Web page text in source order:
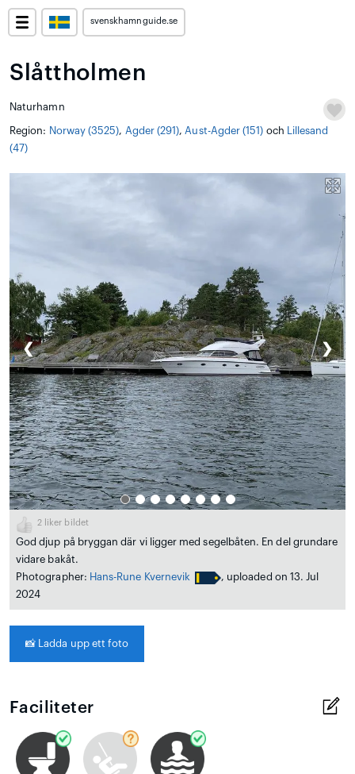
svenskhamnguide.se
Slåttholmen
Naturhamn
Region: Norway (3525), Agder (291), Aust-Agder (151) och
Lillesand
(47)
❮ ❯
2 liker bildet
God djup på bryggan där vi ligger med segelbåten. En del grundare
vidare bakåt.
Photographer: Hans-Rune Kvernevik
, uploaded on 13. Jul
2024
📸 Ladda upp ett foto
Faciliteter